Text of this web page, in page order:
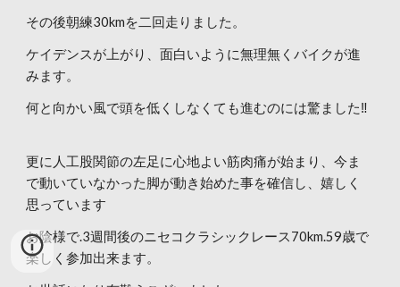
その後朝練30kmを二回走りました。
ケイデンスが上がり、面白いように無理無くバイクが進
みます。
何と向かい風で頭を低くしなくても進むのには驚ました‼️
更に人工股関節の左足に心地よい筋肉痛が始まり、今ま
で動いていなかった脚が動き始めた事を確信し、嬉しく
思っています
お陰様で.3週間後のニセコクラシックレース70km.59歳で
楽しく参加出来ます。